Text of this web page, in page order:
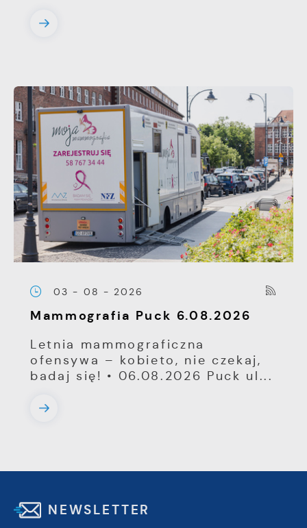
03 - 08 - 2026
Mammografia Puck 6.08.2026
Letnia mammograficzna
ofensywa – kobieto, nie czekaj,
badaj się! • 06.08.2026 Puck ul...
NEWSLETTER